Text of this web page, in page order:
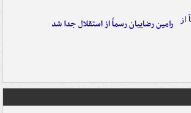
رامین رضاییان رسماً از استقلال جدا شد